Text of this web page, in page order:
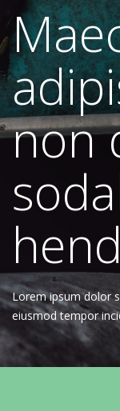
non
Lorem ipsum dolor
eiusmod tempor